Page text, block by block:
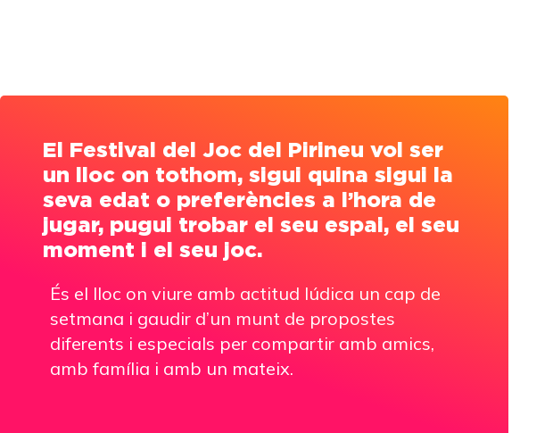
El Festival del Joc del Pirineu vol ser
un lloc on tothom, sigui quina sigui la
seva edat o preferències a l’hora de
jugar, pugui trobar el seu espai, el seu
moment i el seu joc.
És el lloc on viure amb actitud lúdica un cap de
setmana i gaudir d’un munt de propostes
diferents i especials per compartir amb amics,
amb família i amb un mateix.